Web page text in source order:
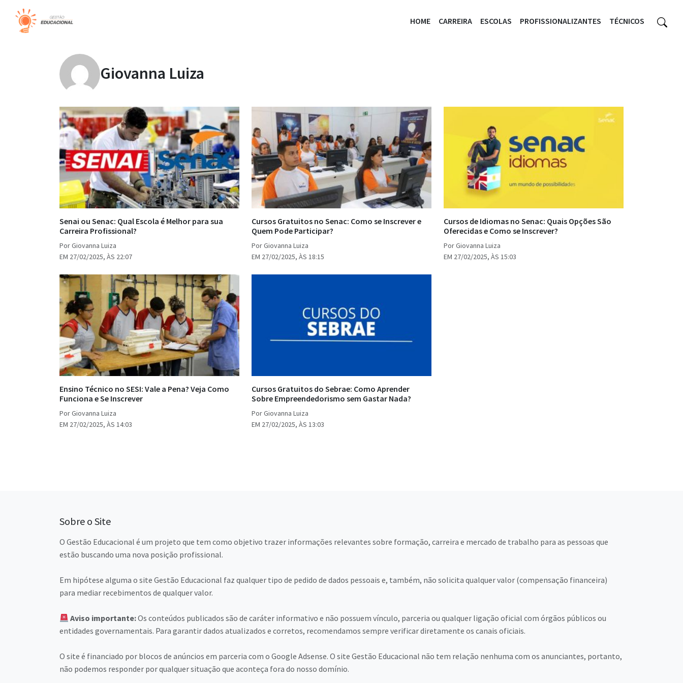
HOME CARREIRA ESCOLAS PROFISSIONALIZANTES TÉCNICOS
Giovanna Luiza
Senai ou Senac: Qual Escola é Melhor para sua
Carreira Profissional?
Por Giovanna Luiza
EM 27/02/2025, ÀS 22:07
Cursos Gratuitos no Senac: Como se Inscrever e
Quem Pode Participar?
Por Giovanna Luiza
EM 27/02/2025, ÀS 18:15
Cursos de Idiomas no Senac: Quais Opções São
Oferecidas e Como se Inscrever?
Por Giovanna Luiza
EM 27/02/2025, ÀS 15:03
Ensino Técnico no SESI: Vale a Pena? Veja Como
Funciona e Se Inscrever
Por Giovanna Luiza
EM 27/02/2025, ÀS 14:03
Cursos Gratuitos do Sebrae: Como Aprender
Sobre Empreendedorismo sem Gastar Nada?
Por Giovanna Luiza
EM 27/02/2025, ÀS 13:03
Sobre o Site
O Gestão Educacional é um projeto que tem como objetivo trazer informações relevantes sobre formação, carreira e mercado de trabalho para as pessoas que
estão buscando uma nova posição profissional.
Em hipótese alguma o site Gestão Educacional faz qualquer tipo de pedido de dados pessoais e, também, não solicita qualquer valor (compensação financeira)
para mediar recebimentos de qualquer valor.
Aviso importante:Os conteúdos publicados são de caráter informativo e não possuem vínculo, parceria ou qualquer ligação oficial com órgãos públicos ou
entidades governamentais. Para garantir dados atualizados e corretos, recomendamos sempre verificar diretamente os canais oficiais.
O site é financiado por blocos de anúncios em parceria com o Google Adsense. O site Gestão Educacional não tem relação nenhuma com os anunciantes, portanto,
não podemos responder por qualquer situação que aconteça fora do nosso domínio.